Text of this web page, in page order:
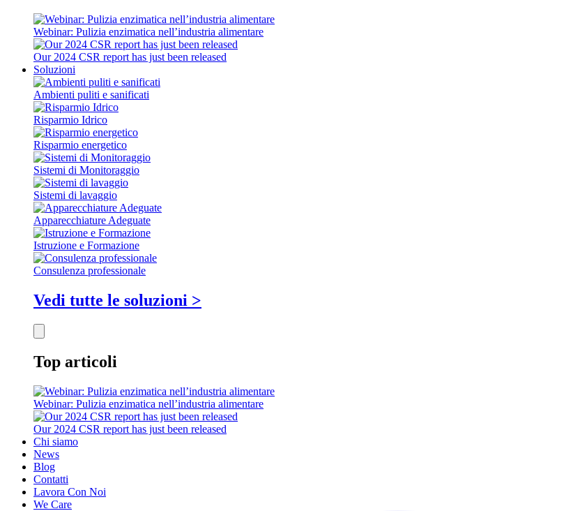
Webinar: Pulizia enzimatica nell’industria alimentare
Our 2024 CSR report has just been released
Soluzioni
Ambienti puliti e sanificati
Risparmio Idrico
Risparmio energetico
Sistemi di Monitoraggio
Sistemi di lavaggio
Apparecchiature Adeguate
Istruzione e Formazione
Consulenza professionale
Vedi tutte le soluzioni >
Top articoli
Webinar: Pulizia enzimatica nell’industria alimentare
Our 2024 CSR report has just been released
Chi siamo
News
Blog
Contatti
Lavora Con Noi
We Care